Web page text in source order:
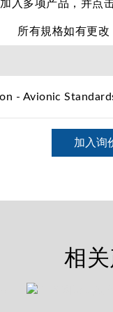
入多项产品，并点
所有規格如有更改
- Avionic
加入询
相